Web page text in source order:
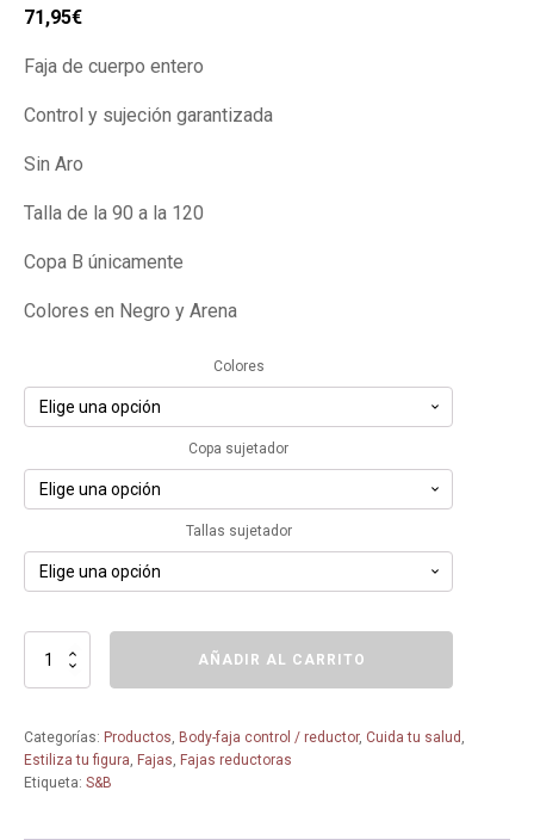
El
original
era:
71,95€El
actual
es:
Faja de cuerpo entero
Control y sujeción garantizada
Sin Aro
Talla de la 90 a la 120
Copa B únicamente
Colores en Negro y Arena
Colores
Copa sujetador
Tallas sujetador
Faja
aros
SENA
-
AÑADIR AL CARRITO
Categorías: Productos, Body-faja control / reductor, Cuida tu salud ,
Estiliza tu figura, Fajas, Fajas reductoras
Etiqueta: S&B